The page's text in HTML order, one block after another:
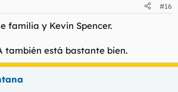
#16
familia y Kevin Spencer.
también está bastante bien.